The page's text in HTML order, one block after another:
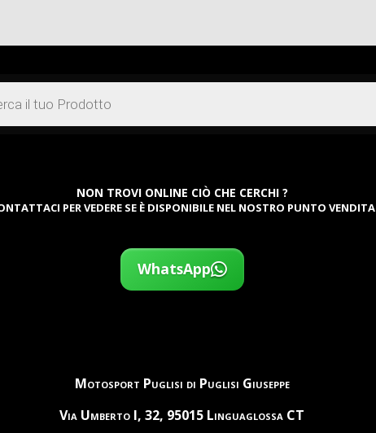
NON TROVI ONLINE CIÒ CHE CERCHI ?
PER VEDERE SE È DISPONIBILE NEL NOSTRO PUNTO VENDITA
WhatsApp
Motosport Puglisi di Puglisi Giuseppe
Via Umberto I, 32, 95015 Linguaglossa CT